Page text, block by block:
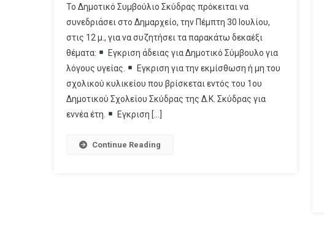
ΔΗΜΟΤΙΚΟ
ΣΥΜΒΟΥΛΙΟ
ΣΚΥΔΡΑΣ:
ΣΥΝΕΔΡΙΑΖΕΙ
ΤΗΝ
ΠΕΜΠΤΗ
(20/7)
–
ΤΑ
Το Δημοτικό Συμβούλιο Σκύδρας πρόκειται να
συνεδριάσει στο Δημαρχείο, την Πέμπτη 30 Ιουλίου,
στις 12 μ., για να συζητήσει τα παρακάτω δεκαέξι
θέματα:
Εγκριση άδειας για Δημοτικό Σύμβουλο για
λόγους υγείας.
Εγκριση για την εκμίσθωση ή μη του
σχολικού κυλικείου που βρίσκεται εντός του 1ου
Δημοτικού Σχολείου Σκύδρας της Δ.Κ. Σκύδρας για
εννέα έτη.
Εγκριση […]
Continue Reading